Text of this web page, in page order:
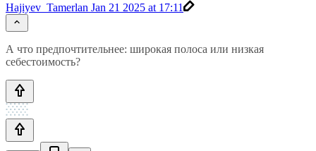
Hajiyev_Tamerlan Jan 21 2025 at 17:11
А что предпочтительнее: широкая полоса или низкая
себестоимость?